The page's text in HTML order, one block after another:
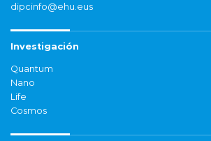
dipcinfo@ehu.eus
Investigación
Quantum
Nano
Life
Cosmos